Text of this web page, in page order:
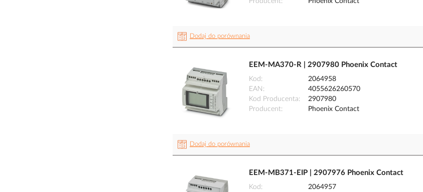
Dodaj do porównania
EEM-MA370-R | 2907980 Phoenix Contact
Kod
2064958
EAN
4055626260570
Kod Producenta
2907980
Producent
Phoenix Contact
Dodaj do porównania
EEM-MB371-EIP | 2907976 Phoenix Contact
Kod 2064957